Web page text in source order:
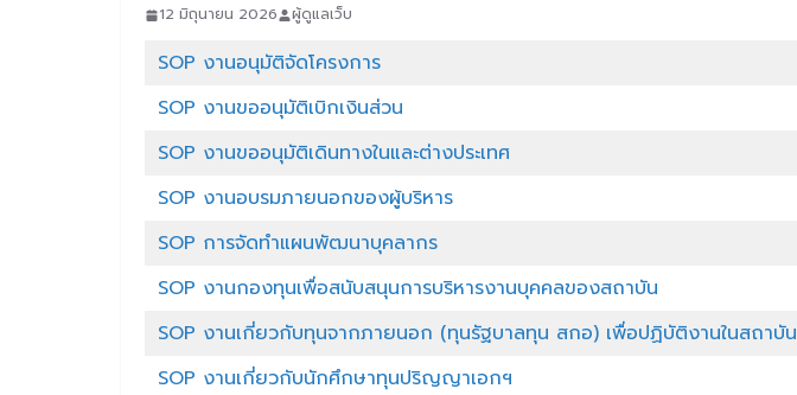
12 มิถุนายน 2026 ผู้ดูแลเว็บ
SOP งานอนุมัติจัดโครงการ
SOP งานขออนุมัติเบิกเงินส่วน
SOP งานขออนุมัติเดินทางในและต่างประเทศ
SOP งานอบรมภายนอกของผู้บริหาร
SOP การจัดทำแผนพัฒนาบุคลากร
SOP งานกองทุนเพื่อสนับสนุนการบริหารงานบุคคลของสถาบัน
SOP งานเกี่ยวกับทุนจากภายนอก (ทุนรัฐบาลทุน สกอ) เพื่อปฏิบัติงานในสถาบัน
SOP งานเกี่ยวกับนักศึกษาทุนปริญญาเอกฯ